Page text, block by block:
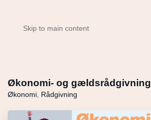
Skip to main content
Økonomi- og gældsrådgivning
Økonomi Rådgivning